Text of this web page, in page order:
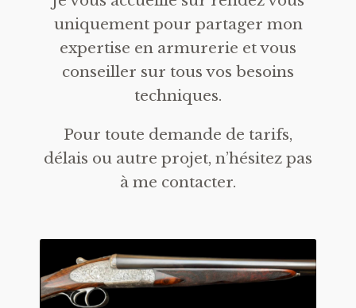
uniquement pour partager mon
expertise en armurerie et vous
conseiller sur tous vos besoins
techniques.
Pour toute demande de tarifs,
délais ou autre projet, n’hésitez pas
à me contacter.